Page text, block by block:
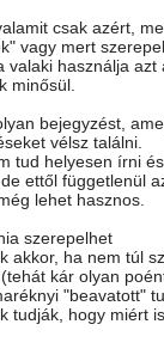
csak azért,
vagy mert
használja azt
minősül.
bejegyzést,
vélsz találni.
tud helyesen írni és
ettől függetlenül
lehet hasznos.
szerepelhet
akkor, ha nem túl
kár olyan
"beavatott"
tudják, hogy miért is